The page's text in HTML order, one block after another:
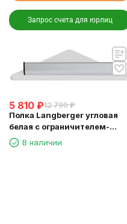
Запрос счета для юрлиц
5 810 ₽12 790 ₽
Полка Langberger угловая
белая с ограничителем-
скребок 73451-WH
В наличии